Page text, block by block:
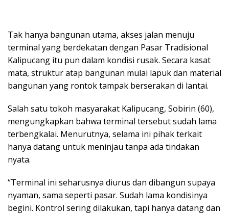
Tak hanya bangunan utama, akses jalan menuju
terminal yang berdekatan dengan Pasar Tradisional
Kalipucang itu pun dalam kondisi rusak. Secara kasat
mata, struktur atap bangunan mulai lapuk dan material
bangunan yang rontok tampak berserakan di lantai.
Salah satu tokoh masyarakat Kalipucang, Sobirin (60),
mengungkapkan bahwa terminal tersebut sudah lama
terbengkalai. Menurutnya, selama ini pihak terkait
hanya datang untuk meninjau tanpa ada tindakan
nyata.
“Terminal ini seharusnya diurus dan dibangun supaya
nyaman, sama seperti pasar. Sudah lama kondisinya
begini. Kontrol sering dilakukan, tapi hanya datang dan